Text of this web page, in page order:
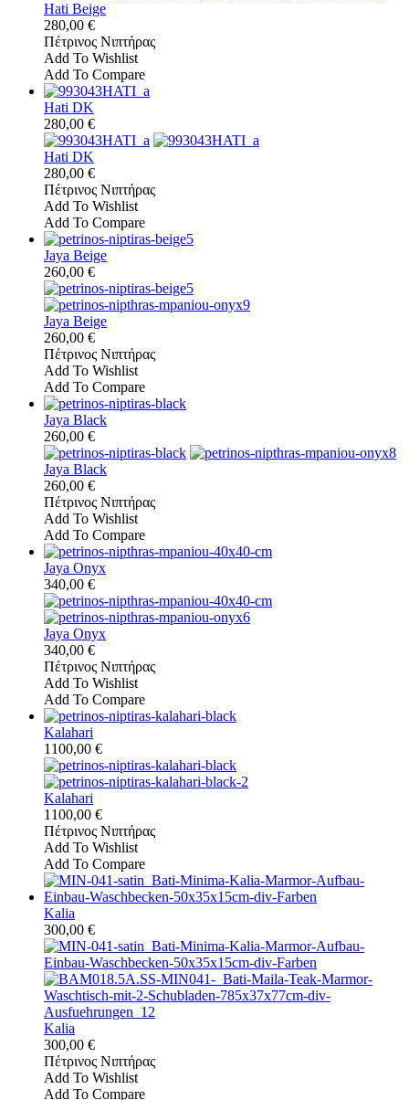
Hati Beige
280,00 €
Πέτρινος Νιπτήρας
Add To Wishlist
Add To Compare
Hati DK
280,00 €
Hati DK
280,00 €
Πέτρινος Νιπτήρας
Add To Wishlist
Add To Compare
Jaya Beige
260,00 €
Jaya Beige
260,00 €
Πέτρινος Νιπτήρας
Add To Wishlist
Add To Compare
Jaya Black
260,00 €
Jaya Black
260,00 €
Πέτρινος Νιπτήρας
Add To Wishlist
Add To Compare
Jaya Onyx
340,00 €
Jaya Onyx
340,00 €
Πέτρινος Νιπτήρας
Add To Wishlist
Add To Compare
Kalahari
1100,00 €
Kalahari
1100,00 €
Πέτρινος Νιπτήρας
Add To Wishlist
Add To Compare
Kalia
300,00 €
Kalia
300,00 €
Πέτρινος Νιπτήρας
Add To Wishlist
Add To Compare